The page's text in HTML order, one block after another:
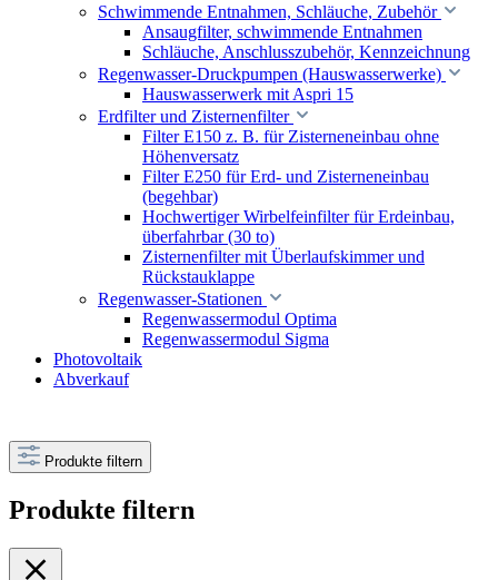
Schwimmende Entnahmen, Schläuche, Zubehör
Ansaugfilter, schwimmende Entnahmen
Schläuche, Anschlusszubehör, Kennzeichnung
Regenwasser-Druckpumpen (Hauswasserwerke)
Hauswasserwerk mit Aspri 15
Erdfilter und Zisternenfilter
Filter E150 z. B. für Zisterneneinbau ohne
Höhenversatz
Filter E250 für Erd- und Zisterneneinbau
(begehbar)
Hochwertiger Wirbelfeinfilter für Erdeinbau,
überfahrbar (30 to)
Zisternenfilter mit Überlaufskimmer und
Rückstauklappe
Regenwasser-Stationen
Regenwassermodul Optima
Regenwassermodul Sigma
Photovoltaik
Abverkauf
Produkte filtern
Produkte filtern